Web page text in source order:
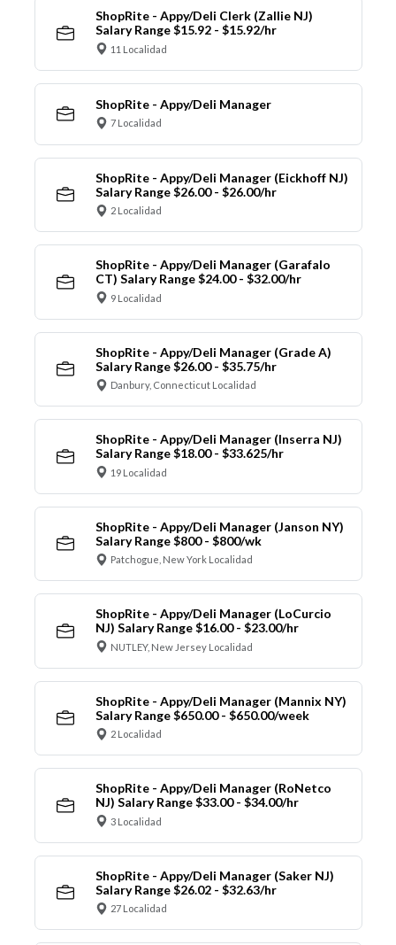
ShopRite - Appy/Deli Clerk (Zallie NJ)
Salary Range $15.92 - $15.92/hr
11 Localidad
ShopRite - Appy/Deli Manager
7 Localidad
ShopRite - Appy/Deli Manager (Eickhoff NJ)
Salary Range $26.00 - $26.00/hr
2 Localidad
ShopRite - Appy/Deli Manager (Garafalo
CT) Salary Range $24.00 - $32.00/hr
9 Localidad
ShopRite - Appy/Deli Manager (Grade A)
Salary Range $26.00 - $35.75/hr
Danbury, Connecticut Localidad
ShopRite - Appy/Deli Manager (Inserra NJ)
Salary Range $18.00 - $33.625/hr
19 Localidad
ShopRite - Appy/Deli Manager (Janson NY)
Salary Range $800 - $800/wk
Patchogue, New York Localidad
ShopRite - Appy/Deli Manager (LoCurcio
NJ) Salary Range $16.00 - $23.00/hr
NUTLEY, New Jersey Localidad
ShopRite - Appy/Deli Manager (Mannix NY)
Salary Range $650.00 - $650.00/week
2 Localidad
ShopRite - Appy/Deli Manager (RoNetco
NJ) Salary Range $33.00 - $34.00/hr
3 Localidad
ShopRite - Appy/Deli Manager (Saker NJ)
Salary Range $26.02 - $32.63/hr
27 Localidad